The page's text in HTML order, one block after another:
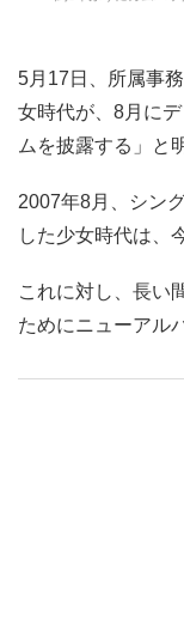
5月17日、所属事
女時代が、8月に
ムを披露する」と
2007年8月、シン
した少女時代は、
これに対し、長い
ためにニューアル